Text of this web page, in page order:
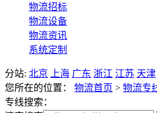
物流招标
物流设备
物流资讯
系统定制
分站: 北京 上海 广东 浙江 江苏 天津
您所在的位置：
物流首页 > 物流专
专线搜索：